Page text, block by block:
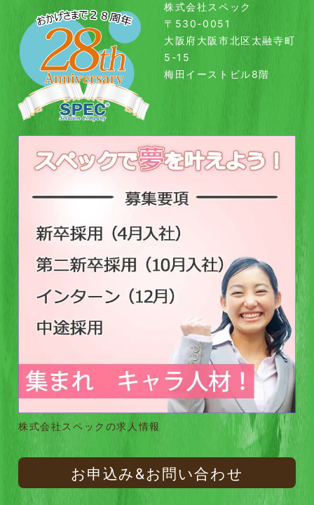
株式会社スペック
〒530-0051
大阪府大阪市北区太融寺町
5-15
梅田イーストビル8階
株式会社スペックの求人情報
お申込み&お問い合わせ